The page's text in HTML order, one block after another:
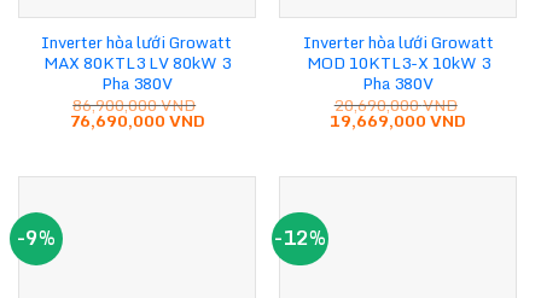
Inverter hòa lưới Growatt
MAX 80KTL3 LV 80kW 3
Pha 380V
86,900,000VND
Giá
gốc
76,690,000VNDGiá
76,690,000 VND.
Inverter hòa lưới Growatt
MOD 10KTL3-X 10kW 3
Pha 380V
20,690,000VND
Giá
gốc
19,669,000VND
-9% -12%